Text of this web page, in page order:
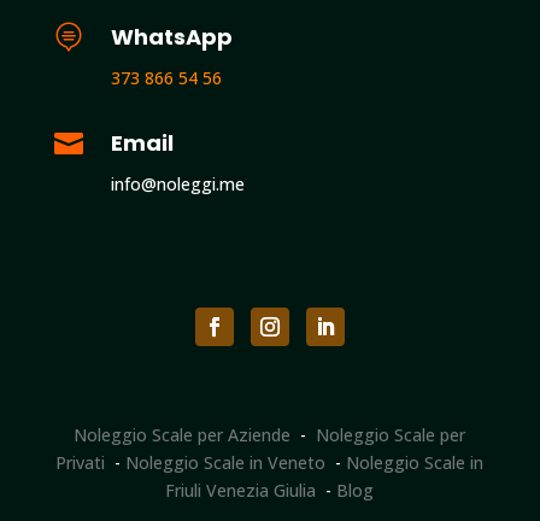
 WhatsApp
373 866 54 56
 Email
info@noleggi.me
Noleggio Scale per Aziende - Noleggio Scale per
Privati - Noleggio Scale in Veneto - Noleggio Scale in
Friuli Venezia Giulia - Blog